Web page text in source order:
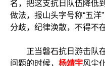
名，把这支抗日队伍降低
做法，报山头字号称“五洋
分歧，纪律涣散，不得不
正当磐石抗日游击队在
问题的时候， 杨靖宇风尘